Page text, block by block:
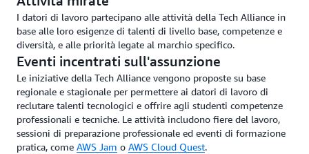
I datori di lavoro partecipano alle attività della Tech Alliance in
base alle loro esigenze di talenti di livello base, competenze e
diversità, e alle priorità legate al marchio specifico.
Eventi incentrati sull'assunzione
Le iniziative della Tech Alliance vengono proposte su base
regionale e stagionale per permettere ai datori di lavoro di
reclutare talenti tecnologici e offrire agli studenti competenze
professionali e tecniche. Le attività includono fiere del lavoro,
sessioni di preparazione professionale ed eventi di formazione
pratica, come AWS Jam o AWS Cloud Quest.